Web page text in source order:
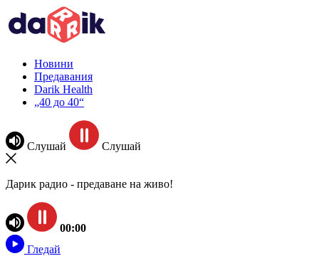
Новини
Предавания
Darik Health
„40 до 40“
Слушай Слушай
Дарик радио - предаване на живо!
00:00
Гледай